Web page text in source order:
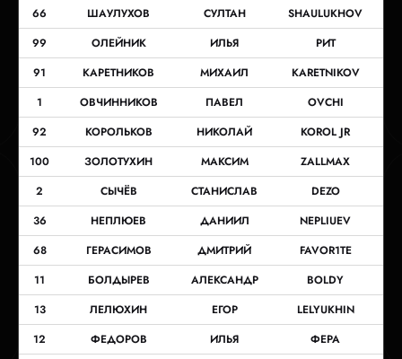
66
ШАУЛУХОВ СУЛТАН
SHAULUKHOV
99
ОЛЕЙНИК ИЛЬЯ
РИТ
91
КАРЕТНИКОВ МИХАИЛ
KARETNIKOV
1
ОВЧИННИКОВ ПАВЕЛ
OVCHI
92
КОРОЛЬКОВ НИКОЛАЙ
KOROL JR
100
ЗОЛОТУХИН МАКСИМ
ZALLMAX
2
СЫЧЁВ СТАНИСЛАВ
DEZO
36
НЕПЛЮЕВ ДАНИИЛ
NEPLIUEV
68
ГЕРАСИМОВ ДМИТРИЙ
FAVOR1TE
11
БОЛДЫРЕВ АЛЕКСАНДР
BOLDY
13
ЛЕЛЮХИН ЕГОР
LELYUKHIN
12
ФЕДОРОВ ИЛЬЯ
ФЕРА